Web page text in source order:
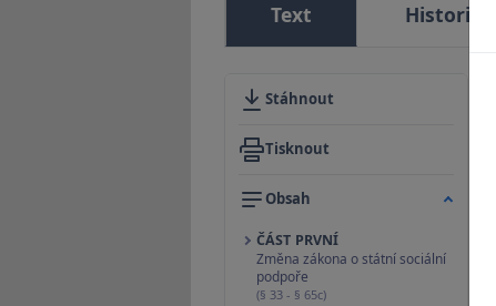
Text Historie
Stáhnout
Tisknout
Obsah
ČÁST PRVNÍ
Změna zákona o státní sociální
podpoře
(§ 33 - § 65c)